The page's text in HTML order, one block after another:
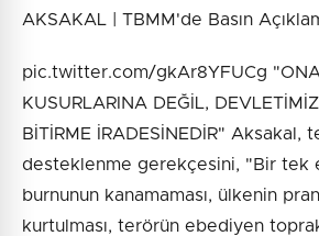
AKSAKAL | TBMM'de Basın
pic.twitter.com/gkAr8YFUCg
KUSURLARINA DEĞİL,
BİTİRME İRADESİNEDİR" Aksakal,
desteklenme gerekçesini, "Bir tek
burnunun kanamaması, ülkenin
kurtulması, terörün ebediyen